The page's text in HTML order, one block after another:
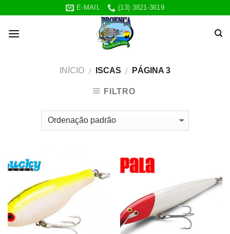
content
E-MAIL (13) 3821-3619
INÍCIO / ISCAS / PÁGINA 3
FILTRO